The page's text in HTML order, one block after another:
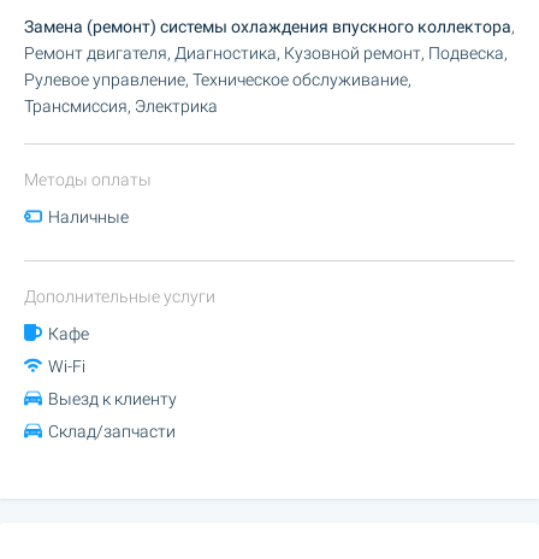
Замена (ремонт) системы охлаждения впускного коллектора,
Ремонт двигателя, Диагностика, Кузовной ремонт, Подвеска,
Рулевое управление, Техническое обслуживание,
Трансмиссия, Электрика
Методы оплаты
Наличные
Дополнительные услуги
Кафе
Wi-Fi
Выезд к клиенту
Склад/запчасти